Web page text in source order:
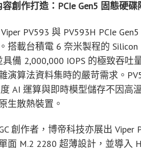
創作打造：PCIe Gen5 固態硬碟
PV593 與 PV593H PCIe
搭載台積電 6 奈米製程的
備 2,000,000 IOPS 的極致吞
演算法資料集時的嚴苛需求。
AI 運算與即時模型儲存不因高
生散熱裝置。
創作者，博帝科技亦展出 Viper
面 M.2 2280 超薄設計，並導入